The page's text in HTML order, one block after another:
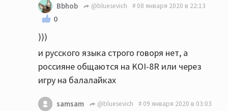
Bbhob @bluesevich 08 января 2020 в 22:13
0
)))
и русского языка строго говоря нет, а
россияне общаются на KOI-8R или через
игру на балалайках
samsam @bluesevich 09 января 2020 в 03:03